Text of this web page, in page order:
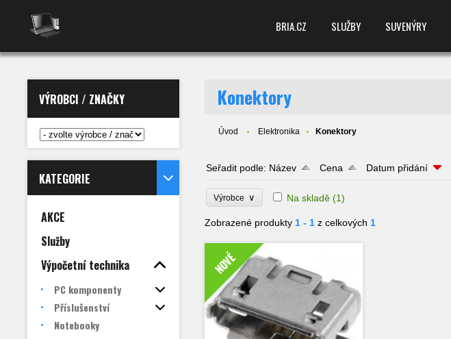
BRIA.CZ SLUŽBY SUVENÝRY
VÝROBCI / ZNAČKY
KATEGORIE
AKCE
Služby
Výpočetní technika
PC komponenty
Příslušenství
Notebooky
Konektory
Úvod Elektronika Konektory
Seřadit podle: Název Cena Datum přidání
Výrobce ∨ Na skladě (1)
Zobrazené produkty 1 - 1 z celkových 1
NOVÉ